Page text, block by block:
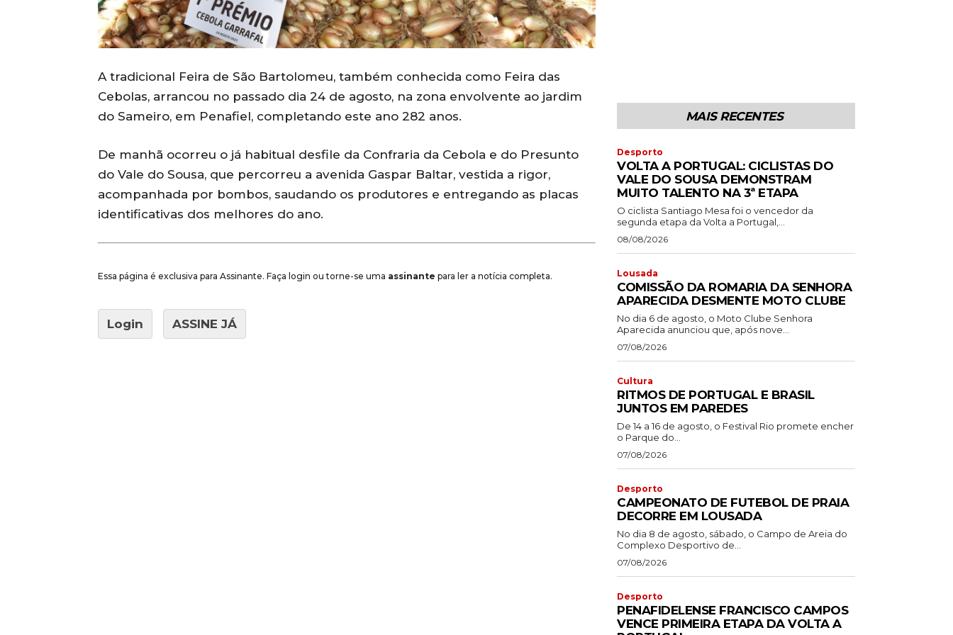
A tradicional Feira de São Bartolomeu, também conhecida como Feira das
Cebolas, arrancou no passado dia 24 de agosto, na zona envolvente ao jardim
do Sameiro, em Penafiel, completando este ano 282 anos.
De manhã ocorreu o já habitual desfile da Confraria da Cebola e do Presunto
do Vale do Sousa, que percorreu a avenida Gaspar Baltar, vestida a rigor,
acompanhada por bombos, saudando os produtores e entregando as placas
identificativas dos melhores do ano.
Essa página é exclusiva para Assinante. Faça login ou torne-se uma assinante para ler a notícia completa.
Login ASSINE JÁ
MAIS RECENTES
Desporto
VOLTA A PORTUGAL: CICLISTAS DO
VALE DO SOUSA DEMONSTRAM
MUITO TALENTO NA 3ª ETAPA
O ciclista Santiago Mesa foi o vencedor da
segunda etapa da Volta a Portugal,...
08/08/2026
Lousada
COMISSÃO DA ROMARIA DA SENHORA
APARECIDA DESMENTE MOTO CLUBE
No dia 6 de agosto, o Moto Clube Senhora
Aparecida anunciou que, após nove...
07/08/2026
Cultura
RITMOS DE PORTUGAL E BRASIL
JUNTOS EM PAREDES
De 14 a 16 de agosto, o Festival Rio promete encher
o Parque do...
07/08/2026
Desporto
CAMPEONATO DE FUTEBOL DE PRAIA
DECORRE EM LOUSADA
No dia 8 de agosto, sábado, o Campo de Areia do
Complexo Desportivo de...
07/08/2026
Desporto
PENAFIDELENSE FRANCISCO CAMPOS
VENCE PRIMEIRA ETAPA DA VOLTA A